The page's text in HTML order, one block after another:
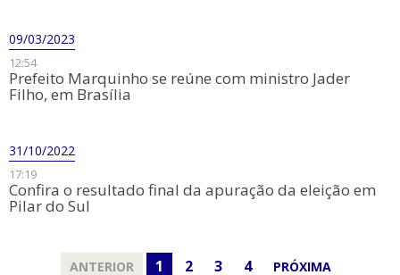
09/03/2023
12:54
Prefeito Marquinho se reúne com ministro Jader
Filho, em Brasília
31/10/2022
17:19
Confira o resultado final da apuração da eleição em
Pilar do Sul
ANTERIOR 1 2 3 4 PRÓXIMA